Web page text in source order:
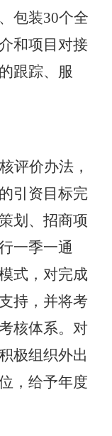
包装30个全
和项目对接
跟踪、服
评价办法，
引资目标完
划、招商项
一季一通
式，对完成
持，并将考
核体系。 对
极组织外出
，给予年度